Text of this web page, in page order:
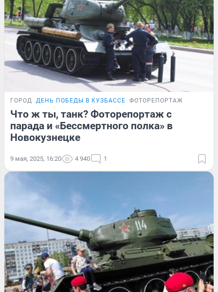
ГОРОД ДЕНЬ ПОБЕДЫ В КУЗБАССЕ ФОТОРЕПОРТАЖ
Что ж ты, танк? Фоторепортаж с
парада и «Бессмертного полка» в
Новокузнецке
9 мая, 2025, 16:20 4 940 1